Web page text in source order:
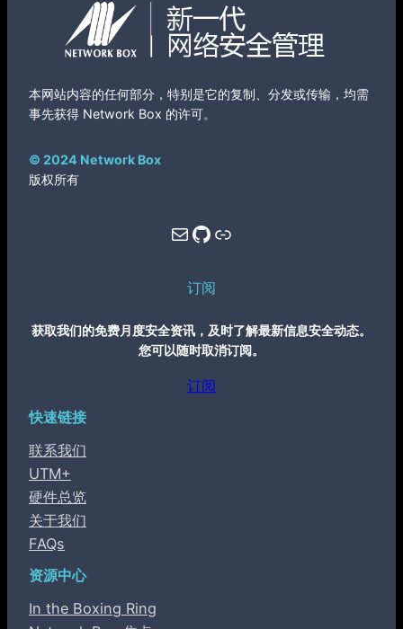
本网站内容的任何部分，特别是它的复制、分发或传输，均需
事先获得 Network Box 的许可。
© 2024 Network Box
版权所有
Mail GitHub Link
订阅
获取我们的免费月度安全资讯，及时了解最新信息安全动态。
您可以随时取消订阅。
订阅
快速链接
联系我们
UTM+
硬件总览
关于我们
FAQs
资源中心
In the Boxing Ring